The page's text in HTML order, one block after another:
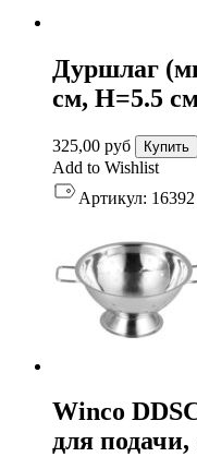
Дуршлаг
см, H=5.5
325,00 руб Купить
Add to Wishlist
Артикул: 16392
Winco
для